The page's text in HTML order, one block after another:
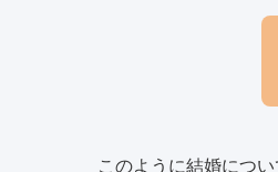
このように結婚につ